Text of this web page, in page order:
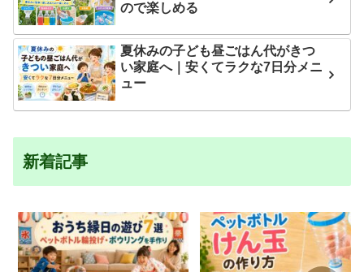
ので楽しめる
夏休みの子ども昼ごはん代がきつ
い家庭へ｜安くてラクな7日分メニ
ュー
新着記事